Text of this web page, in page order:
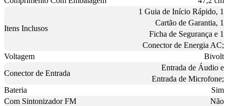
Itens Inclusos
1 Guia de Início Rápido, 1
Cartão de Garantia, 1
Ficha de Segurança e 1
Conector de Energia AC;
Voltagem
Bivolt
Conector de Entrada
Entrada de Áudio e
Entrada de Microfone;
Bateria
Sim
Com Sintonizador FM
Não